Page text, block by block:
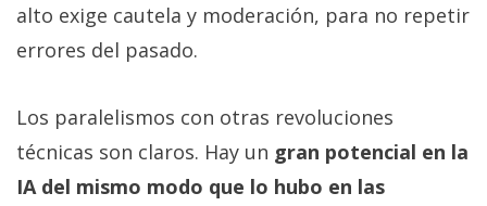
alto exige cautela y moderación, para no repetir
errores del pasado.
Los paralelismos con otras revoluciones
técnicas son claros. Hay un gran potencial en la
IA del mismo modo que lo hubo en las